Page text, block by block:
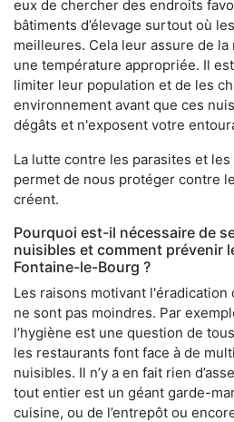
eux de chercher des endroits
bâtiments d’élevage surtout où
meilleures. Cela leur assure de
une température appropriée. Il
limiter leur population et de les
environnement avant que ces
dégâts et n'exposent votre
La lutte contre les parasites et
permet de nous protéger contre
créent.
Pourquoi est-il nécessaire de
nuisibles et comment prévenir
Fontaine-le-Bourg ?
Les raisons motivant l'éradication
ne sont pas moindres. Par
l’hygiène est une question de
les restaurants font face à de
nuisibles. Il n’y a en fait rien
tout entier est un géant garde-
cuisine, ou de l’entrepôt ou